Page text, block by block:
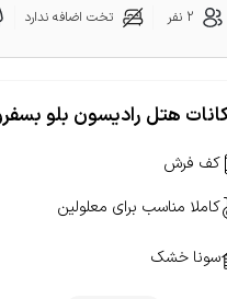
2 نفر تخت اضافه ندارد
هتل رادیسون بلو
کف فرش
کاملا مناسب برای معلولین
سونا خشک